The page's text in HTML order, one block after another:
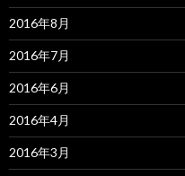
2016年8月
2016年7月
2016年6月
2016年4月
2016年3月